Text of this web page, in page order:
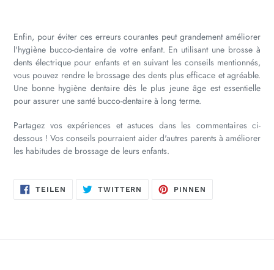
Enfin, pour éviter ces erreurs courantes peut grandement améliorer
l'hygiène bucco-dentaire de votre enfant. En utilisant une brosse à
dents électrique pour enfants et en suivant les conseils mentionnés,
vous pouvez rendre le brossage des dents plus efficace et agréable.
Une bonne hygiène dentaire dès le plus jeune âge est essentielle
pour assurer une santé bucco-dentaire à long terme.
Partagez vos expériences et astuces dans les commentaires ci-
dessous ! Vos conseils pourraient aider d'autres parents à améliorer
les habitudes de brossage de leurs enfants.
TEILEN
FACEBOOK
TWITTERN
TWITTER
PINNEN